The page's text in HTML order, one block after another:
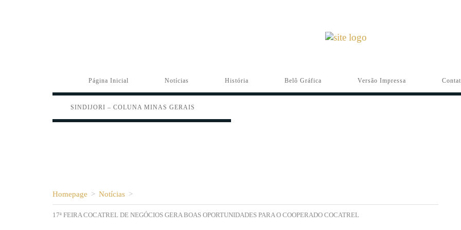
Página Inicial Notícias História Belô Gráfica Versão Impressa
SINDIJORI – COLUNA MINAS GERAIS
Homepage > Notícias >
17ª FEIRA COCATREL DE NEGÓCIOS GERA BOAS OPORTUNIDADES PARA O COOPERADO COCATREL